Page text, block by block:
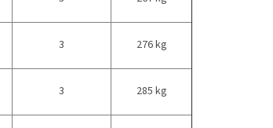
3 276 kg
3 285 kg